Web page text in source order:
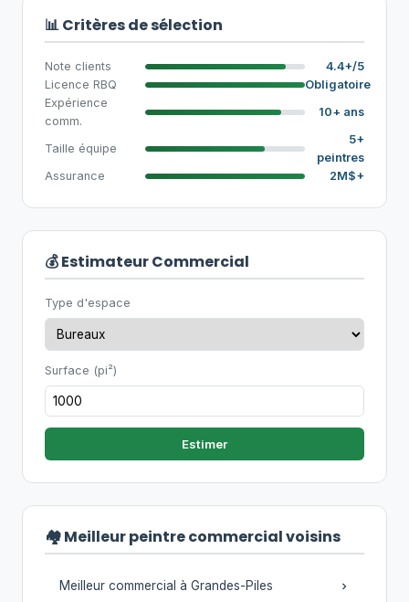
📊 Critères de sélection
Note clients
4.4+/5
Licence RBQ
Obligatoire
Expérience
comm.
10+ ans
Taille équipe
5+
peintres
Assurance
2M$+
💰 Estimateur Commercial
Type d'espace
Surface (pi²)
Estimer
🏘️ Meilleur peintre commercial voisins
Meilleur commercial à Grandes-Piles